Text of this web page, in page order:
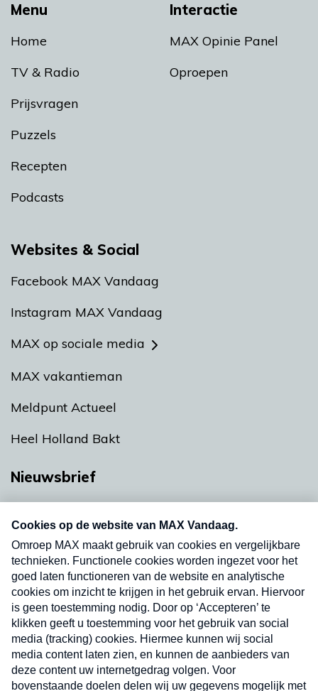
Menu
Home
TV & Radio
Prijsvragen
Puzzels
Recepten
Podcasts
Interactie
MAX Opinie Panel
Oproepen
Websites & Social
Facebook MAX Vandaag
Instagram MAX Vandaag
MAX op sociale media
MAX vakantieman
Meldpunt Actueel
Heel Holland Bakt
Nieuwsbrief
nieuwsbrief. Elke vrijdag- en dinsdagochtend in
uw mailbox.
Verzend